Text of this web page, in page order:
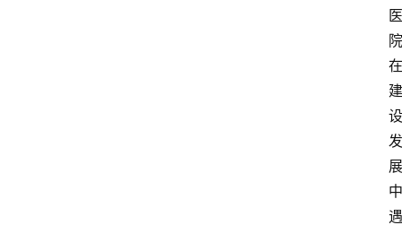
医
院
在
建
设
发
展
中
遇